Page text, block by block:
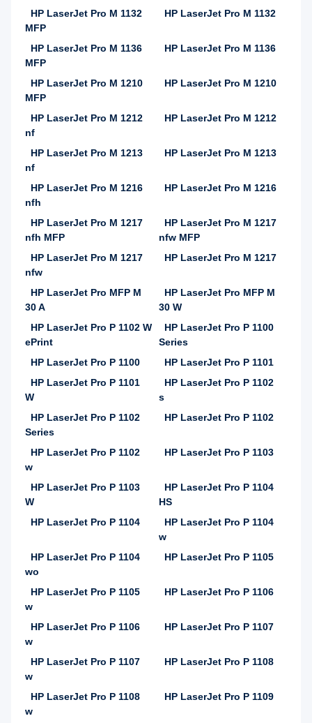
HP LaserJet Pro M 1132
MFP
HP LaserJet Pro M 1132
HP LaserJet Pro M 1136
MFP
HP LaserJet Pro M 1136
HP LaserJet Pro M 1210
MFP
HP LaserJet Pro M 1210
HP LaserJet Pro M 1212
nf
HP LaserJet Pro M 1212
HP LaserJet Pro M 1213
nf
HP LaserJet Pro M 1213
HP LaserJet Pro M 1216
nfh
HP LaserJet Pro M 1216
HP LaserJet Pro M 1217
nfh MFP
HP LaserJet Pro M 1217
nfw MFP
HP LaserJet Pro M 1217
nfw
HP LaserJet Pro M 1217
HP LaserJet Pro MFP M
30 A
HP LaserJet Pro MFP M
30 W
HP LaserJet Pro P 1102 W
ePrint
HP LaserJet Pro P 1100
Series
HP LaserJet Pro P 1100
HP LaserJet Pro P 1101
HP LaserJet Pro P 1101
W
HP LaserJet Pro P 1102
s
HP LaserJet Pro P 1102
Series
HP LaserJet Pro P 1102
HP LaserJet Pro P 1102
w
HP LaserJet Pro P 1103
HP LaserJet Pro P 1103
W
HP LaserJet Pro P 1104
HS
HP LaserJet Pro P 1104
HP LaserJet Pro P 1104
w
HP LaserJet Pro P 1104
wo
HP LaserJet Pro P 1105
HP LaserJet Pro P 1105
w
HP LaserJet Pro P 1106
HP LaserJet Pro P 1106
w
HP LaserJet Pro P 1107
HP LaserJet Pro P 1107
w
HP LaserJet Pro P 1108
HP LaserJet Pro P 1108
w
HP LaserJet Pro P 1109